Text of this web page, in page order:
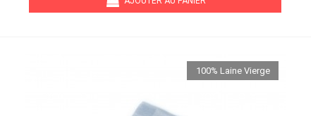
100% Laine Vierge